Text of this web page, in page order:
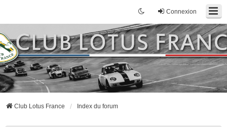
Connexion
Club Lotus France Index du forum